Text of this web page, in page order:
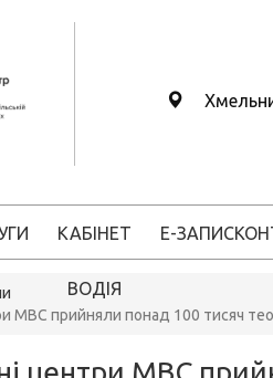
КАБІНЕТ
ВОДІЯ
Е-ЗАПИС
МВС прийняли понад 100 тисяч